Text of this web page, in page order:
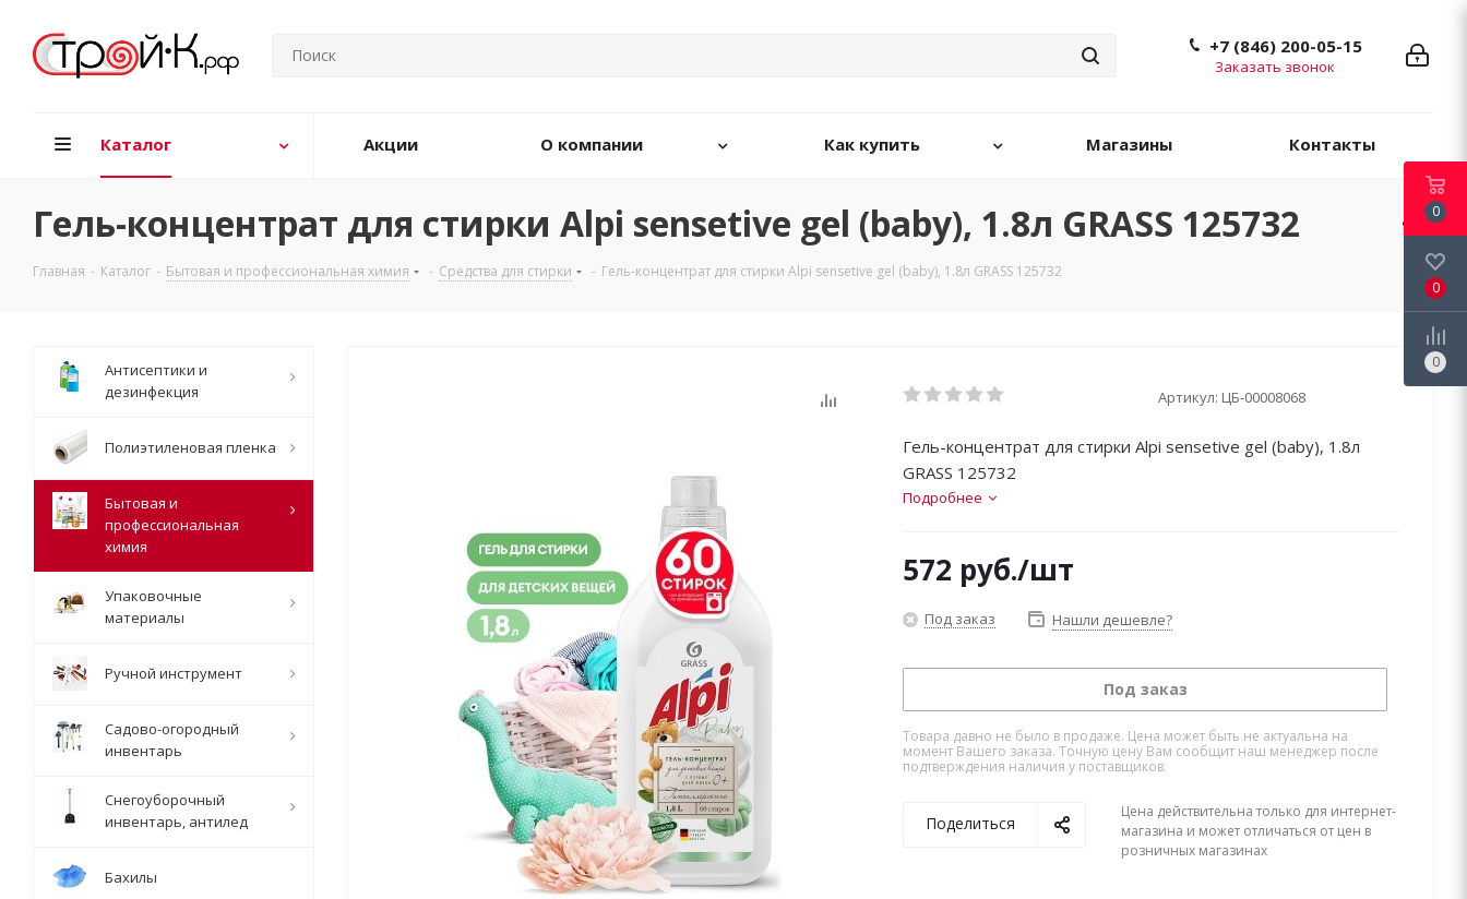
+7 (846) 200-05-15
Заказать звонок
Каталог Акции О компании Как купить Магазины Контакты
Гель-концентрат для стирки Alpi sensetive gel (baby), 1.8л GRASS 125732
Главная - Каталог - Бытовая и профессиональная химия - Средства для стирки - Гель-концентрат для стирки Alpi sensetive gel (baby), 1.8л GRASS 125732
Артикул: ЦБ-00008068
Гель-концентрат для стирки Alpi sensetive gel (baby), 1.8л
GRASS 125732
Подробнее
572 руб./шт
Под заказ Нашли дешевле?
Под заказ
Товара давно не было в продаже. Цена может быть не актуальна на
момент Вашего заказа. Точную цену Вам сообщит наш менеджер после
подтверждения наличия у поставщиков.
Поделиться
Цена действительна только для интернет-
магазина и может отличаться от цен в
розничных магазинах
Антисептики и
дезинфекция
Полиэтиленовая пленка
Бытовая и
профессиональная
химия
Упаковочные
материалы
Ручной инструмент
Садово-огородный
инвентарь
Снегоуборочный
инвентарь, антилед
Бахилы
0
0
0